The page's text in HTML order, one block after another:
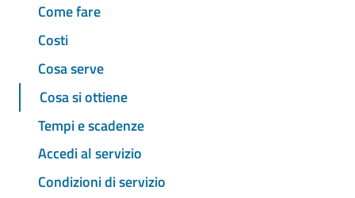
Come fare
Costi
Cosa serve
Cosa si ottiene
Tempi e scadenze
Accedi al servizio
Condizioni di servizio